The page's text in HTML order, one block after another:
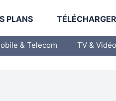
PLANS
& Telecom TV & Vidéo